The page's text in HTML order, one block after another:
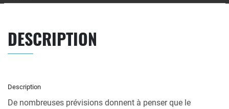
DESCRIPTION
Description
De nombreuses prévisions donnent à penser que le